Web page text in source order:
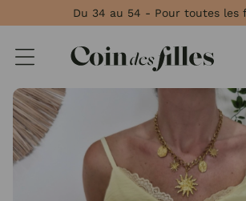
Du 34 au 54 - Pour toutes les
Panneau de gestion des cookies